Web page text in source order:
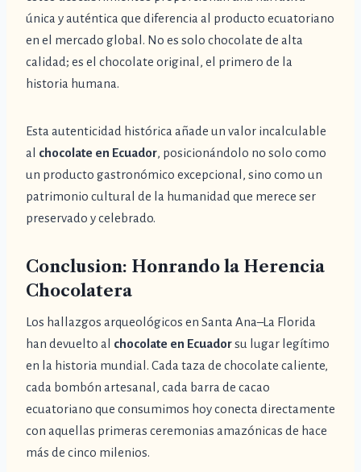
única y auténtica que diferencia al producto ecuatoriano
en el mercado global. No es solo chocolate de alta
calidad; es el chocolate original, el primero de la
historia humana.
Esta autenticidad histórica añade un valor incalculable
al chocolate en Ecuador, posicionándolo no solo como
un producto gastronómico excepcional, sino como un
patrimonio cultural de la humanidad que merece ser
preservado y celebrado.
Conclusion: Honrando la Herencia
Chocolatera
Los hallazgos arqueológicos en Santa Ana–La Florida
han devuelto al chocolate en Ecuadorsu lugar legítimo
en la historia mundial. Cada taza de chocolate caliente,
cada bombón artesanal, cada barra de cacao
ecuatoriano que consumimos hoy conecta directamente
con aquellas primeras ceremonias amazónicas de hace
más de cinco milenios.